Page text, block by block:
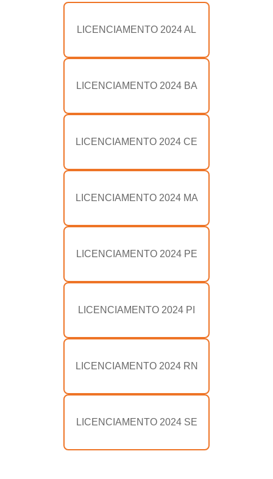
LICENCIAMENTO 2024 AL
LICENCIAMENTO 2024 BA
LICENCIAMENTO 2024 CE
LICENCIAMENTO 2024 MA
LICENCIAMENTO 2024 PE
LICENCIAMENTO 2024 PI
LICENCIAMENTO 2024 RN
LICENCIAMENTO 2024 SE